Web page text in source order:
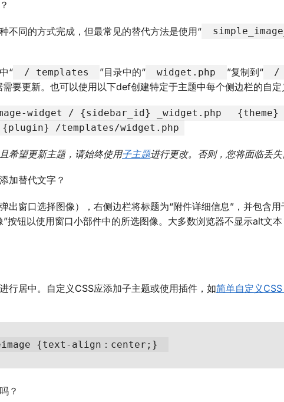
不同的方式完成，但最常见的替代方法是使用“
“ / templates ”目录中的“ widget.php ”复制到“
/
需要更新。也可以使用以下def创建特定于主题中每个侧边栏的自定
widget / {sidebar_id} _widget.php
{theme}
{plugin} /templates/widget.php
希望更新主题，请始终使用子主题进行更改。否则，您将面临丢失
加替代文字？
出窗口选择图像），右侧边栏将标题为“附件详细信息”，并包含
按钮以使用窗口小部件中的所选图像。大多数浏览器不显示alt文
行居中。自定义CSS应添加子主题或使用插件，如简单自定义CSS
{text-align：center;}
？